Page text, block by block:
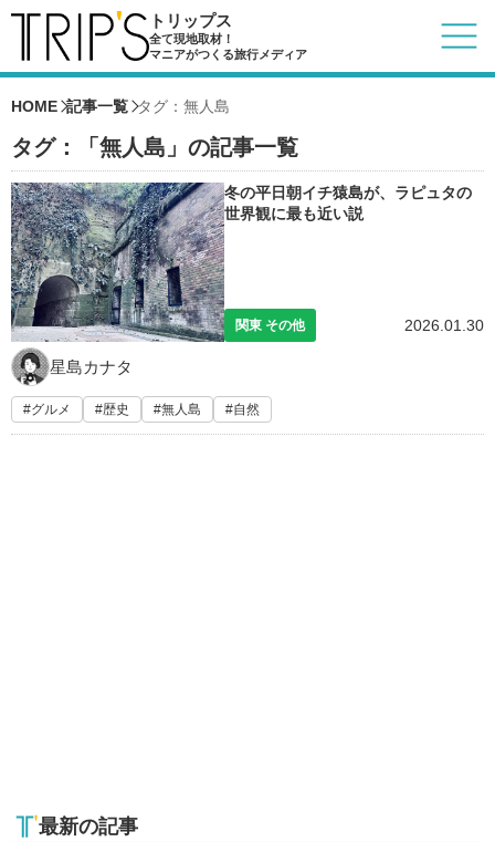
トリップス
全て現地取材！
マニアがつくる旅行メディア
HOME 記事一覧 タグ：無人島
タグ：「無人島」の記事一覧
冬の平日朝イチ猿島が、ラピュタの
世界観に最も近い説
関東 その他 2026.01.30
星島カナタ
グルメ 歴史 無人島 自然
最新の記事